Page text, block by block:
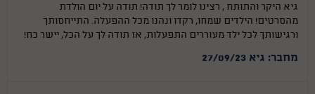
גיא היקר והתותח , רצינו לומר לך תודה! תודה על יום הולדת
מהסרטים! הילדים שמחו, רקדו ונהנו מכל ההפעלה. התייחסותך
ורגישותך לכל ילד מעוררים התפעלות, אז תודה לך על הכל, יישר כח!
מחבר: גיא 27/09/23